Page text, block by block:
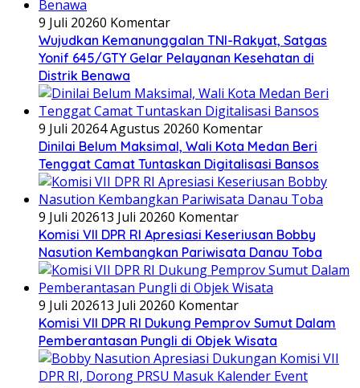
9 Juli 20260 Komentar
Wujudkan Kemanunggalan TNI-Rakyat, Satgas
Yonif 645/GTY Gelar Pelayanan Kesehatan di
Distrik Benawa
9 Juli 20264 Agustus 20260 Komentar
Dinilai Belum Maksimal, Wali Kota Medan Beri
Tenggat Camat Tuntaskan Digitalisasi Bansos
9 Juli 202613 Juli 20260 Komentar
Komisi VII DPR RI Apresiasi Keseriusan Bobby
Nasution Kembangkan Pariwisata Danau Toba
9 Juli 202613 Juli 20260 Komentar
Komisi VII DPR RI Dukung Pemprov Sumut Dalam
Pemberantasan Pungli di Objek Wisata